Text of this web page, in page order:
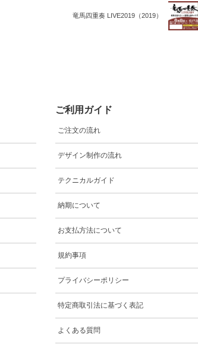
竜馬四重奏 LIVE2019（2019）
ご利用ガイド
ご注文の流れ
デザイン制作の流れ
テクニカルガイド
納期について
お支払方法について
規約事項
プライバシーポリシー
特定商取引法に基づく表記
よくある質問